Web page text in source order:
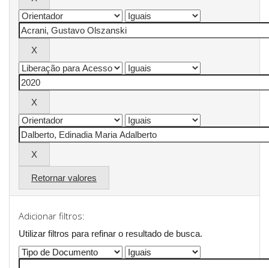
Retornar valores
Adicionar filtros:
Utilizar filtros para refinar o resultado de busca.